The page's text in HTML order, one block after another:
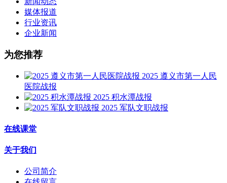
媒体报道
行业资讯
企业新闻
为您推荐
2025 遵义市第一人民
医院战报
2025 积水潭战报
2025 军队文职战报
在线课堂
关于我们
公司简介